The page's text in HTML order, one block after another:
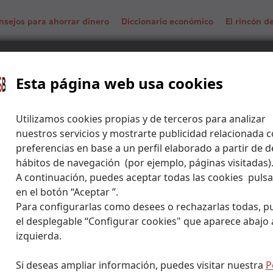
Esta página web usa cookies
Utilizamos cookies propias y de terceros para analizar
nuestros servicios y mostrarte publicidad relacionada
preferencias en base a un perfil elaborado a partir de
hábitos de navegación (por ejemplo, páginas visitadas).
A continuación, puedes aceptar todas las cookies
en el botón “Aceptar ”.
Para configurarlas como desees o rechazarlas todas,
el desplegable “Configurar cookies" que aparece abajo
izquierda.
Si deseas ampliar información, puedes visitar nuestra
para ahorrar dinero Diccionario económico El rincón
microeconomía, ¿quién es quién?